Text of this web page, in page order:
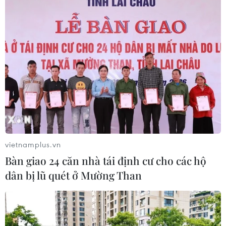
Xem thêm
CƠ QUAN CHỦ QUẢN: THÔNG TẤN XÃ VIỆT NAM
Tổng Biên tập: TRẦN TIẾN DUẨN
Phó Tổng Biên tập: NGUYỄN THỊ TÁM, KHÚC THANH
THỦY
Sở hữu trí tuệ
Quy định sử dụng
RSS
Hỗ trợ
vietnamplus.vn
Bàn giao 24 căn nhà tái định cư cho các hộ
dân bị lũ quét ở Mường Than